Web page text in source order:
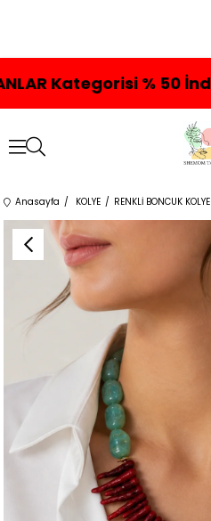
% 50 İndirimli
Anasayfa KOLYE RENKLİ BONCUK KOLYE